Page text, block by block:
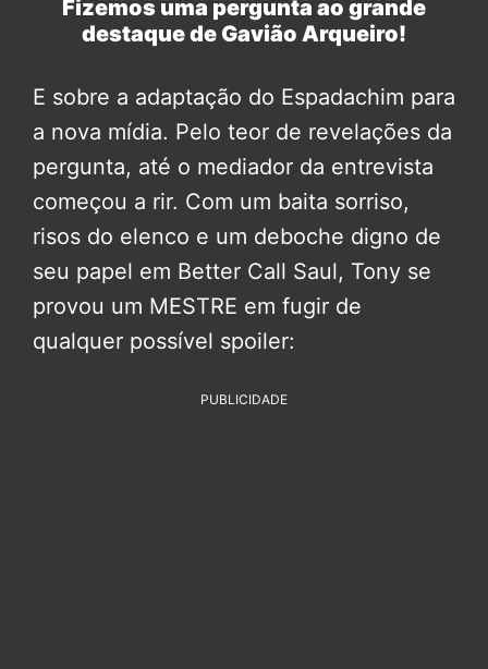
Fizemos uma pergunta ao grande
destaque de Gavião Arqueiro!
E sobre a adaptação do Espadachim para
a nova mídia. Pelo teor de revelações da
pergunta, até o mediador da entrevista
começou a rir. Com um baita sorriso,
risos do elenco e um deboche digno de
seu papel em Better Call Saul, Tony se
provou um MESTRE em fugir de
qualquer possível spoiler:
PUBLICIDADE